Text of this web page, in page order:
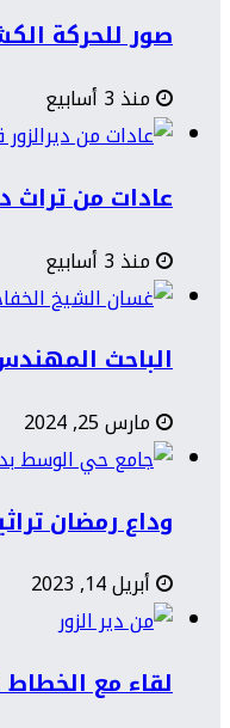
صور للحركة الكشفية(1938-
منذ 3 أسابيع
عادات من تراث
منذ 3 أسابيع
الباحث
مارس 25, 2024
وداع رمضان
أبريل 14, 2023
لقاء مع الخطاط